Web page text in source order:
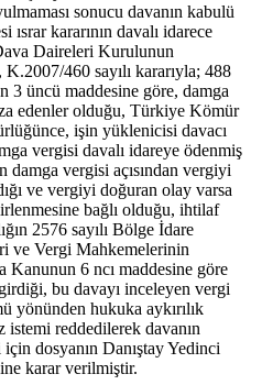
sonucu davanın kabulü
kararının davalı idarece
Daireleri Kurulunun
460 sayılı kararıyla; 488
3 üncü maddesine göre, damga
edenler olduğu, Türkiye Kömür
işin yüklenicisi davacı
vergisi davalı idareye ödenmiş
vergisi açısından vergiyi
ve vergiyi doğuran olay varsa
bağlı olduğu, ihtilaf
2576 sayılı Bölge İdare
ve Vergi Mahkemelerinin
6 ncı maddesine göre
bu davayı inceleyen vergi
yönünden hukuka aykırılık
istemi reddedilerek davanın
dosyanın Danıştay Yedinci
karar verilmiştir.